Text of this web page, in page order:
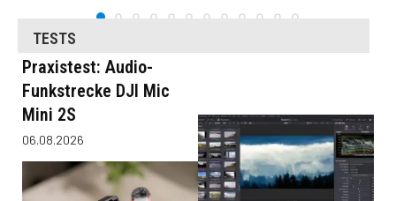
TESTS
Praxistest: Audio-
Funkstrecke DJI Mic
Mini 2S
06.08.2026